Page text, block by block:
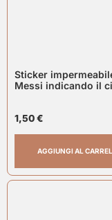
Sticker
Messi indicando il
1,50€
AGGIUNGI AL